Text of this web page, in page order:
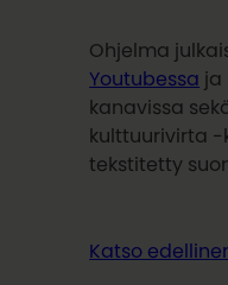
Ohjelma
Youtubessa ja
kanavissa
kulttuurivirta -
tekstitetty
Katso